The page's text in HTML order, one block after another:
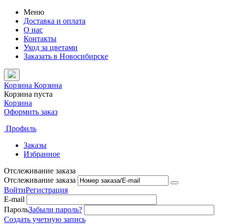
Меню
Доставка и оплата
О нас
Контакты
Уход за цветами
Заказать в Новосибирске
Корзина Корзина
Корзина пуста
Корзина
Оформить заказ
Профиль
Заказы
Избранное
Отслеживание заказа
Отслеживание заказа
ВойтиРегистрация
E-mail
ПарольЗабыли пароль?
Создать учетную запись